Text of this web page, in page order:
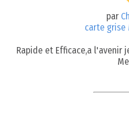
par
carte grise
Rapide et Efficace,a l'avenir